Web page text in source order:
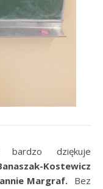
bardzo dziękuje
Kostewicz
ie Margraf. Bez